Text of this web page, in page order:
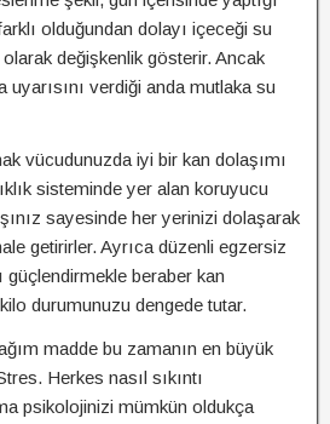
olduğundan dolayı içeceği su
olarak değişkenlik gösterir. Ancak
verdiği anda mutlaka su
vücudunuzda iyi bir kan dolaşımı
sisteminde yer alan koruyucu
sayesinde her yerinizi dolaşarak
getirirler. Ayrıca düzenli egzersiz
güçlendirmekle beraber kan
durumunuzu dengede tutar.
madde bu zamanın en büyük
Herkes nasıl sıkıntı
psikolojinizi mümkün oldukça